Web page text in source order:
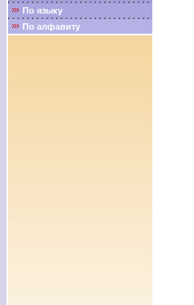
По языку
По алфавиту